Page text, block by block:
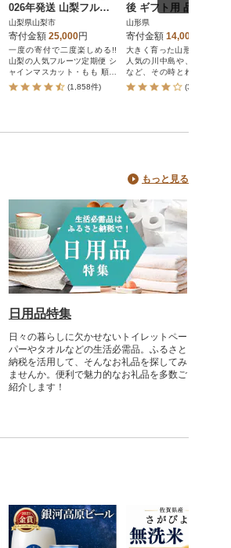
026年発送 山梨フルー
ツ旬の果物 桃+シャイ
ンマスカット 全2回
山梨県山梨市
寄付金額 25,000円
一度の寄付で二度楽しめる!!
山梨の人気フルーツ定期便 シ
ャインマスカット・もも 順次
発送
(1,858件)
後 ギフト用 品種おまか
せ 山形県産 【令和8年
産 先行予約】
山形県
寄付金額 14,000
大きく育った山形県産の白桃!
人気の川中島や、硬めの美晴
など、その時とれた旬の品種
をお届けします! (350件)
もっと見る
日用品特集
日々の暮らしに欠かせないトイレットペー
パーやタオルなどの生活必需品。ふるさと
納税を活用して、そんなお礼品を探してみ
ませんか。便利で魅力的なお礼品を多数ご
紹介します！